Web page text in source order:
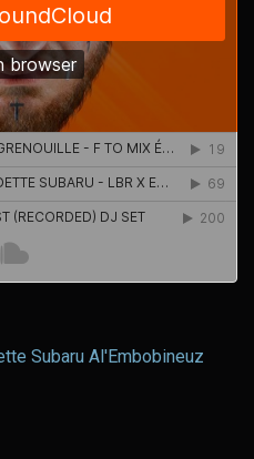
Subaru Al'Embobineuz